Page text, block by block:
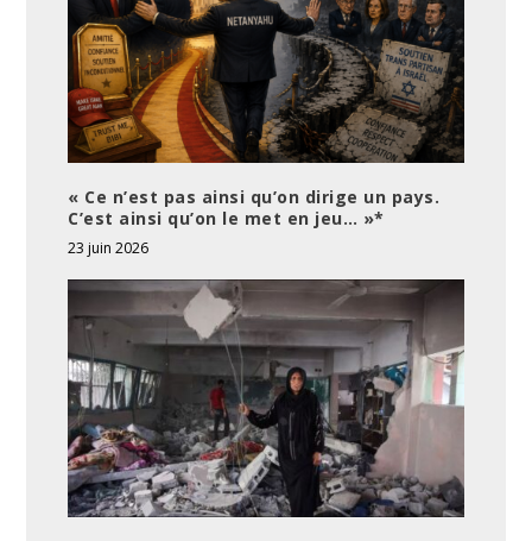
« Ce n’est pas ainsi qu’on dirige un pays.
C’est ainsi qu’on le met en jeu… »*
23 juin 2026